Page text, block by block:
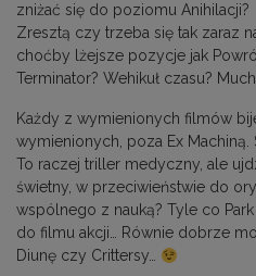
zniżać się do poziomu Anihilacji?
Zresztą czy trzeba się tak zaraz
choćby lżejsze pozycje jak
Terminator? Wehikuł czasu?
Każdy z wymienionych filmów
wymienionych, poza Ex Machiną.
To raczej triller medyczny, ale
świetny, w przeciwieństwie do
wspólnego z nauką? Tyle co
do filmu akcji… Równie dobrze
Diunę czy Crittersy…